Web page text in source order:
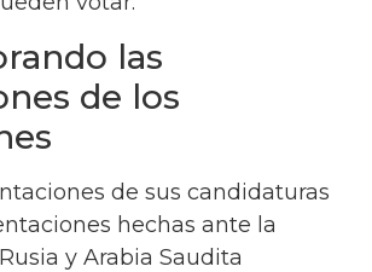
las
de los
de sus candidaturas
hechas ante la
y Arabia Saudita